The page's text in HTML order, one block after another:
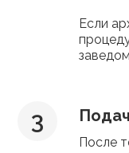
Если
После